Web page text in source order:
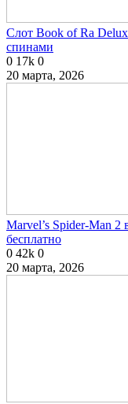
Слот Book of Ra
спинами
0 17k 0
20 марта, 2026
Marvel’s Spider-Man
бесплатно
0 42k 0
20 марта, 2026